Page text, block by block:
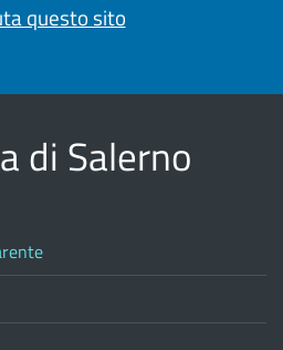
questo sito
di Salerno